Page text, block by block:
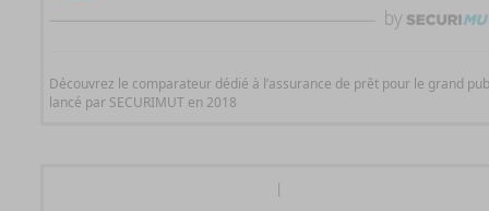
Découvrez le comparateur dédié à l’assurance de prêt pour le grand
lancé par SECURIMUT en 2018